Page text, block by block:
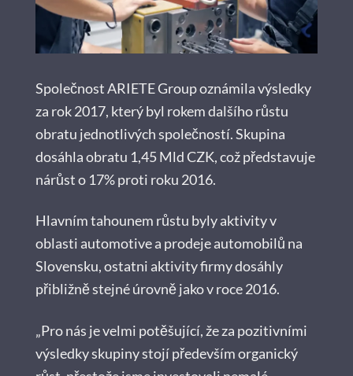
Společnost ARIETE Group oznámila výsledky
za rok 2017, který byl rokem dalšího růstu
obratu jednotlivých společností. Skupina
dosáhla obratu 1,45 Mld CZK, což představuje
nárůst o 17% proti roku 2016.
Hlavním tahounem růstu byly aktivity v
oblasti automotive a prodeje automobilů na
Slovensku, ostatni aktivity firmy dosáhly
přibližně stejné úrovně jako v roce 2016.
„Pro nás je velmi potěšující, že za pozitivními
výsledky skupiny stojí především organický